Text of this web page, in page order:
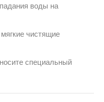
воды на
чистящие
специальный